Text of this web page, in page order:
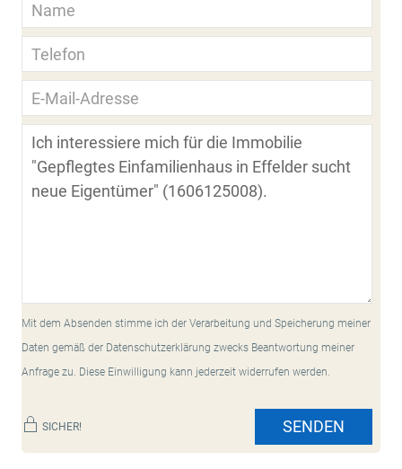
Mit dem Absenden stimme ich der Verarbeitung und Speicherung meiner
Daten gemäß der Datenschutzerklärung zwecks Beantwortung meiner
Anfrage zu. Diese Einwilligung kann jederzeit widerrufen werden.
SICHER! SENDEN